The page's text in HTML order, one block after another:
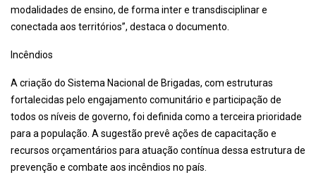
modalidades de ensino, de forma inter e transdisciplinar e
conectada aos territórios”, destaca o documento.
Incêndios
A criação do Sistema Nacional de Brigadas, com estruturas
fortalecidas pelo engajamento comunitário e participação de
todos os níveis de governo, foi definida como a terceira prioridade
para a população. A sugestão prevê ações de capacitação e
recursos orçamentários para atuação contínua dessa estrutura de
prevenção e combate aos incêndios no país.